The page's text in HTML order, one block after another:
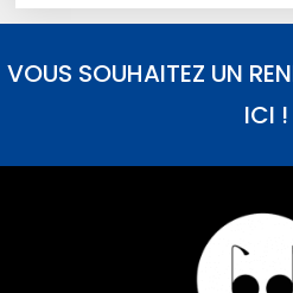
VOUS SOUHAITEZ UN
ICI !